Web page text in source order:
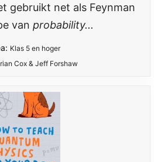
gebruikt net als Feynman
van probability...
Klas 5 en hoger
Cox & Jeff Forshaw